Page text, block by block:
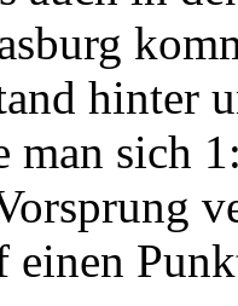
hinter
man sich
einen